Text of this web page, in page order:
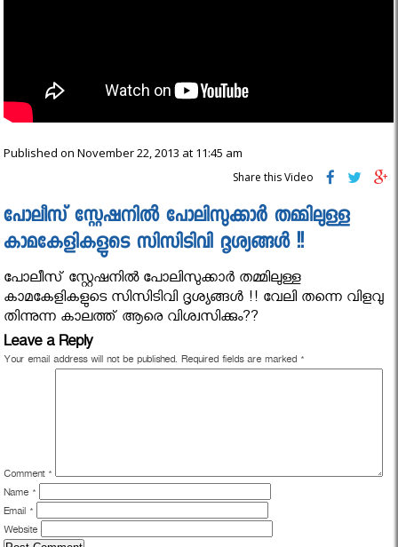
Published on November 22, 2013 at 11:45 am
Share this Video
പോലീസ് സ്റ്റേഷനില്‍ പോലിസുക്കാര്‍ തമ്മിലുള്ള
കാമകേളികളുടെ സിസിടിവി ദൃശ്യങ്ങള്‍ !!
പോലീസ് സ്റ്റേഷനില്‍ പോലിസുക്കാര്‍ തമ്മിലുള്ള
കാമകേളികളുടെ സിസിടിവി ദൃശ്യങ്ങള്‍ !! വേലി തന്നെ വിളവു
തിന്നുന്ന കാലത്ത് ആരെ വിശ്വസിക്കും??
Leave a Reply
Your email address will not be published. Required fields are marked *
Comment *
Name *
Email *
Website